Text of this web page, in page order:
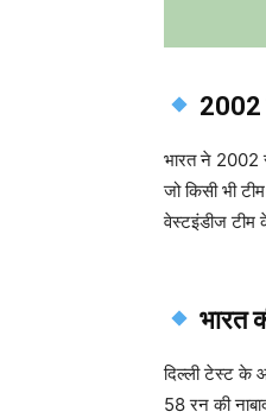
2002
भारत ने 2002
जो किसी भी
वेस्टइंडीज टीम
भारत
दिल्ली टेस्ट के
58 रन की